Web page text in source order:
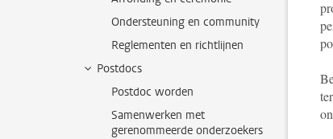
Ondersteuning en community
Reglementen en richtlijnen
Postdocs
Postdoc worden
Samenwerken met
gerenommeerde onderzoekers